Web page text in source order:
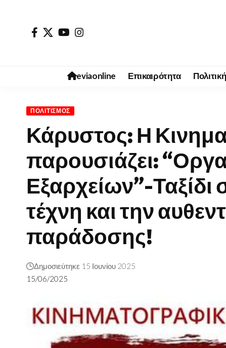
eviaonline Επικαιρότητα Πολιτική
ΠΟΛΙΤΙΣΜΌΣ
Κάρυστος: Η
παρουσιάζει:
Εξαρχείων”-Ταξίδι
τέχνη και την
παράδοσης!
15/06/2025
Δημοσιεύτηκε 15 Ιουνίου 2025